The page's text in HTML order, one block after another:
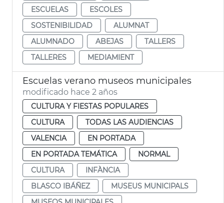
ESCUELAS
ESCOLES
SOSTENIBILIDAD
ALUMNAT
ALUMNADO
ABEJAS
TALLERS
TALLERES
MEDIAMIENT
Escuelas verano museos municipales
modificado hace 2 años
CULTURA Y FIESTAS POPULARES
CULTURA
TODAS LAS AUDIENCIAS
VALENCIA
EN PORTADA
EN PORTADA TEMÁTICA
NORMAL
CULTURA
INFÀNCIA
BLASCO IBÁÑEZ
MUSEUS MUNICIPALS